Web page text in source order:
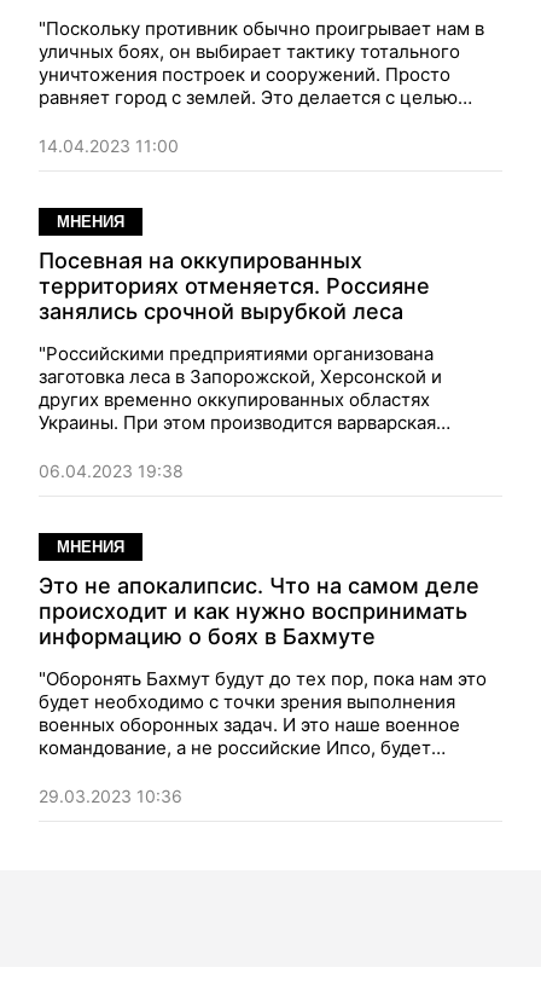
"Поскольку противник обычно проигрывает нам в
уличных боях, он выбирает тактику тотального
уничтожения построек и сооружений. Просто
равняет город с землей. Это делается с целью
позиции в городе". Мнение.
14.04.2023 11:00
МНЕНИЯ
Посевная на оккупированных
территориях отменяется. Россияне
занялись срочной вырубкой леса
"Российскими предприятиями организована
заготовка леса в Запорожской, Херсонской и
других временно оккупированных областях
Украины. При этом производится варварская
неизбежно приведет к катастрофическим
последствиям для экологии". Мнение.
06.04.2023 19:38
МНЕНИЯ
Это не апокалипсис. Что на самом деле
происходит и как нужно воспринимать
информацию о боях в Бахмуте
"Оборонять Бахмут будут до тех пор, пока нам это
будет необходимо с точки зрения выполнения
военных оборонных задач. И это наше военное
командование, а не российские Ипсо, будет
оборона Бахмута". Мнение.
29.03.2023 10:36